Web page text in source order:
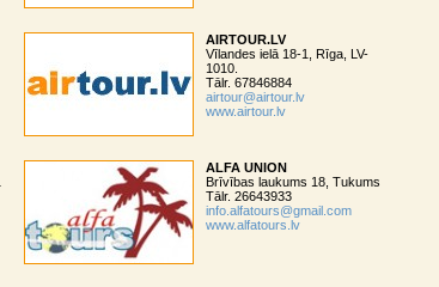
AIRTOUR.LV
Vīlandes ielā 18-1, Rīga, LV-
1010.
Tālr. 67846884
airtour@airtour.lv
www.airtour.lv
ALFA UNION
Brīvības laukums 18, Tukums
Tālr. 26643933
info.alfatours@gmail.com
www.alfatours.lv